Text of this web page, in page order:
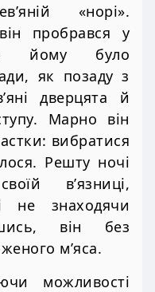
«норі».
пробрався у
йому було
як позаду з
дверцята й
Марно він
вибратися
Решту ночі
в’язниці,
знаходячи
він без
м’яса.
можливості